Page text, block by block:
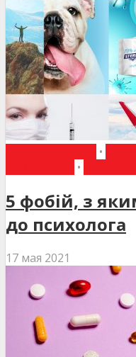
•
•
5 фобій, з
до психолога
17 мая 2021